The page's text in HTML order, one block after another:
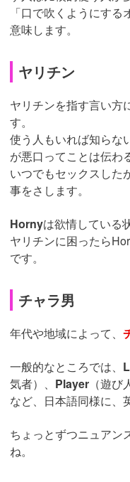
「口で吹くようにす
意味します。
ヤリチン
ヤリチンを指す言い方に
す。
使う人もいれば知らな
が悪口ってことは伝わ
いつでもセックスした
事をさします。
Hornyは欲情している
ヤリチンに困ったら
です。
チャラ男
年代や地域によって、
一般的なところでは、
気者）、 Player （遊び
など、日本語同様に、
ちょっとずつニュアン
ね。